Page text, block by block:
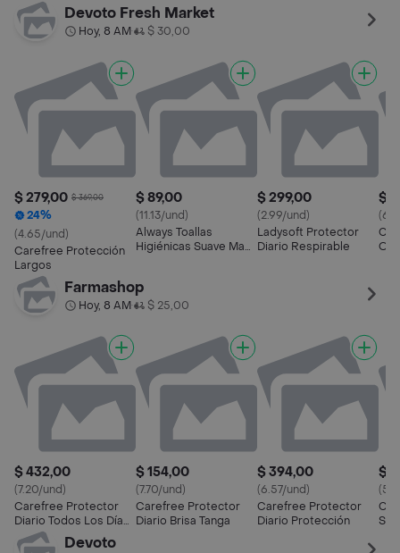
Devoto Fresh Market
Hoy, 8 AM• $ 30,00
$ 279,00 $ 369,00
24%
(4.65/und)
Carefree Protección
Largos
$ 89,00
(11.13/und)
Always Toallas
Higiénicas Suave Maxi
$ 299,00
(2.99/und)
Ladysoft Protector
Diario Respirable
$
Farmashop
Hoy, 8 AM• $ 25,00
$ 432,00
(7.20/und)
Carefree Protector
Diario Todos Los Días
Tanga
$ 154,00
(7.70/und)
Carefree Protector
Diario Brisa Tanga
$ 394,00
(6.57/und)
Carefree Protector
Diario Protección
$
(5/
Sin
Devoto